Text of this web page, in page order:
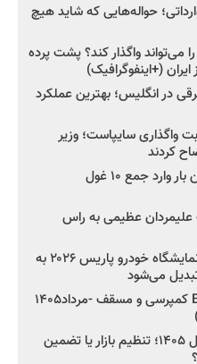
حواله‌هایی که شاید هیچ
می‌تواند واگذار کند؟ پشت پرده
(+اینفوگرافیک)
در انگلیس؛ بهترین عملکرد
واگذاری سایپاست؛ وزیر
کردند
۳ خودروساز چینی برای نخستین بار وارد جمع ۱۰ غول
علیمردان عظیمی به راس
چینی‌ها به قلب اروپا رسیدند؛ نمایشگاه خودرو پاریس ۲۰۲۶ به
می‌شود
شروع فروش اقساطی زامیاد EX کمپرسی و مسقف -مرداد۱۴۰۵
راز واردات ۷۵ هزار خودرو در سال ۱۴۰۵؛ تنظیم بازار یا تضمین